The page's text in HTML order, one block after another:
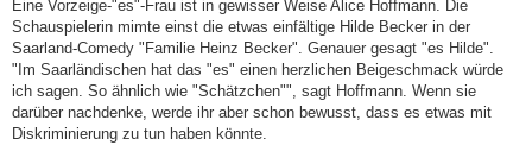
Eine Vorzeige-"es"-Frau ist in gewisser Weise Alice Hoffmann. Die
Schauspielerin mimte einst die etwas einfältige Hilde Becker in der
Saarland-Comedy "Familie Heinz Becker". Genauer gesagt "es Hilde".
"Im Saarländischen hat das "es" einen herzlichen Beigeschmack würde
ich sagen. So ähnlich wie "Schätzchen"", sagt Hoffmann. Wenn sie
darüber nachdenke, werde ihr aber schon bewusst, dass es etwas mit
Diskriminierung zu tun haben könnte.